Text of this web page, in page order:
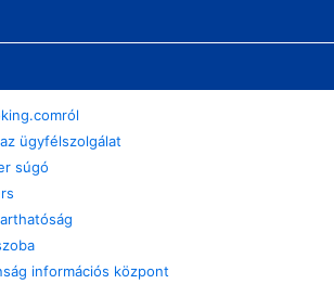
ügyfélszolgálat
súgó
információs központ